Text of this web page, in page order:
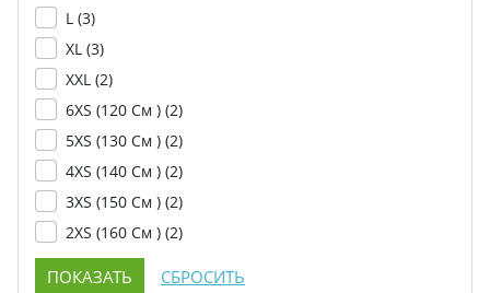
L (3)
XL (3)
XXL (2)
6XS (120 См ) (2)
5XS (130 См ) (2)
4XS (140 См ) (2)
3XS (150 См ) (2)
2XS (160 См ) (2)